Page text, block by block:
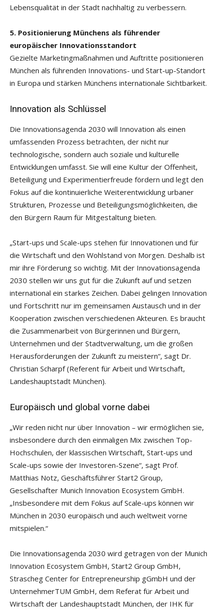
Lebensqualität in der Stadt nachhaltig zu verbessern.
5. Positionierung Münchens als führender
europäischer Innovationsstandort
Gezielte Marketingmaßnahmen und Auftritte positionieren
München als führenden Innovations- und Start-up-Standort
in Europa und stärken Münchens internationale Sichtbarkeit.
Innovation als Schlüssel
Die Innovationsagenda 2030 will Innovation als einen
umfassenden Prozess betrachten, der nicht nur
technologische, sondern auch soziale und kulturelle
Entwicklungen umfasst. Sie will eine Kultur der Offenheit,
Beteiligung und Experimentierfreude fördern und legt den
Fokus auf die kontinuierliche Weiterentwicklung urbaner
Strukturen, Prozesse und Beteiligungsmöglichkeiten, die
den Bürgern Raum für Mitgestaltung bieten.
„Start-ups und Scale-ups stehen für Innovationen und für
die Wirtschaft und den Wohlstand von Morgen. Deshalb ist
mir ihre Förderung so wichtig. Mit der Innovationsagenda
2030 stellen wir uns gut für die Zukunft auf und setzen
international ein starkes Zeichen. Dabei gelingen Innovation
und Fortschritt nur im gemeinsamen Austausch und in der
Kooperation zwischen verschiedenen Akteuren. Es braucht
die Zusammenarbeit von Bürgerinnen und Bürgern,
Unternehmen und der Stadtverwaltung, um die großen
Herausforderungen der Zukunft zu meistern“, sagt Dr.
Christian Scharpf (Referent für Arbeit und Wirtschaft,
Landeshauptstadt München).
Europäisch und global vorne dabei
„Wir reden nicht nur über Innovation – wir ermöglichen sie,
insbesondere durch den einmaligen Mix zwischen Top-
Hochschulen, der klassischen Wirtschaft, Start-ups und
Scale-ups sowie der Investoren-Szene“, sagt Prof.
Matthias Notz, Geschäftsführer Start2 Group,
Gesellschafter Munich Innovation Ecosystem GmbH.
„Insbesondere mit dem Fokus auf Scale-ups können wir
München in 2030 europäisch und auch weltweit vorne
mitspielen.“
Die Innovationsagenda 2030 wird getragen von der Munich
Innovation Ecosystem GmbH, Start2 Group GmbH,
Strascheg Center for Entrepreneurship gGmbH und der
UnternehmerTUM GmbH, dem Referat für Arbeit und
Wirtschaft der Landeshauptstadt München, der IHK für